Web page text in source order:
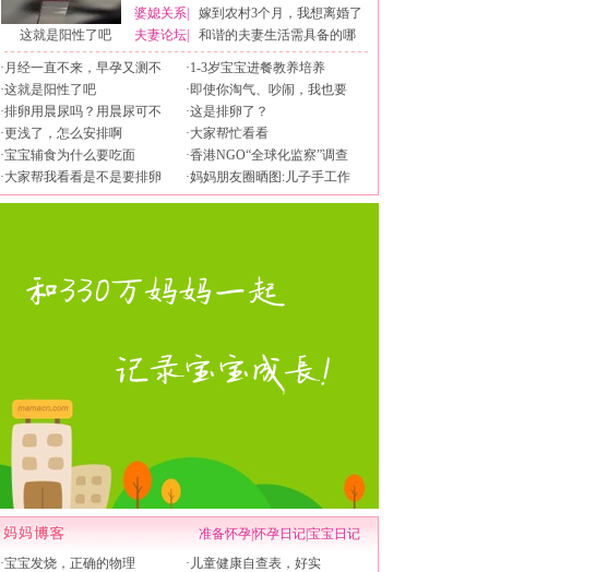
这就是阳性了吧
婆媳关系
夫妻论坛
嫁到农村3个月，我想离婚了
和谐的夫妻生活需具备的哪
· 月经一直不来，早孕又测不
·这就是阳性了吧
·排卵用晨尿吗？用晨尿可不
·更浅了，怎么安排啊
·宝宝辅食为什么要吃面
·大家帮我看看是不是要排卵
·1-3岁宝宝进餐教养培养
·即使你淘气、吵闹，我也要
·这是排卵了？
·大家帮忙看看
·香港NGO“全球化监察”调查
·妈妈朋友圈晒图:儿子手工作
准备怀孕|怀孕日记|宝宝日记
·宝宝发烧，正确的物理
· 儿童健康自查表，好实